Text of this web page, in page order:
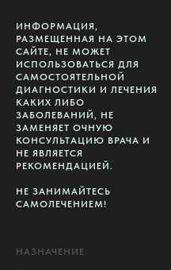
ИНФОРМАЦИЯ,
РАЗМЕЩЕННАЯ НА ЭТОМ
САЙТЕ, НЕ МОЖЕТ
ИСПОЛЬЗОВАТЬСЯ ДЛЯ
САМОСТОЯТЕЛЬНОЙ
ДИАГНОСТИКИ И ЛЕЧЕНИЯ
КАКИХ ЛИБО
ЗАБОЛЕВАНИЙ, НЕ
ЗАМЕНЯЕТ ОЧНУЮ
КОНСУЛЬТАЦИЮ ВРАЧА И
НЕ ЯВЛЯЕТСЯ
РЕКОМЕНДАЦИЕЙ.
НЕ ЗАНИМАЙТЕСЬ
САМОЛЕЧЕНИЕМ!
НАЗНАЧЕНИЕ